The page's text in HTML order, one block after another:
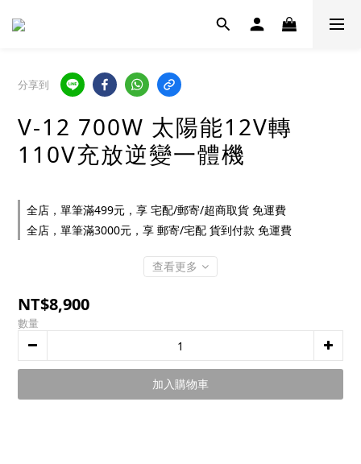
分享到
V-12 700W 太陽能12V轉
110V充放逆變一體機
全店，單筆滿499元，享 宅配/郵寄/超商取貨 免運費
全店，單筆滿3000元，享 郵寄/宅配 貨到付款 免運費
查看更多
NT$8,900
數量
加入購物車